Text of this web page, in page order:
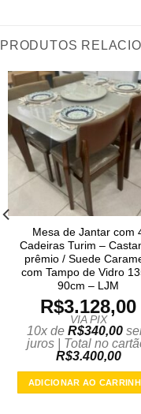
PRODUTOS
Mesa de Jantar com
Cadeiras Turim –
prêmio / Suede
com Tampo de Vidro
90cm – LJM
R$3.128,00
VIA PIX
10x de R$340,00
juros | Total no
R$3.400,00
ADICIONAR AO